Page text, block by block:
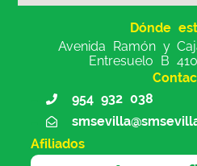
Dónde
Avenida Ramón y
Entresuelo B
954 932 038
Afiliados